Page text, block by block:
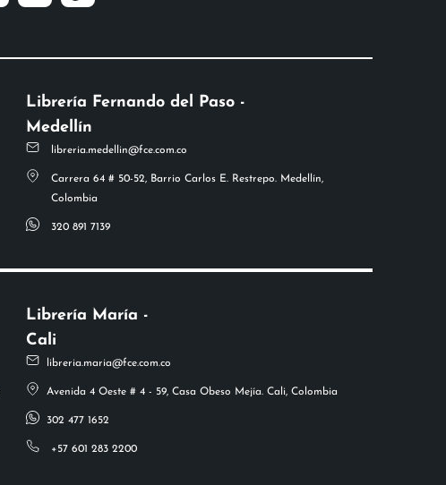
Librería Fernando del Paso -
Medellín
libreria.medellin@fce.com.co
Carrera 64 # 50-52, Barrio Carlos E. Restrepo. Medellín,
Colombia
320 891 7139
Librería María -
Cali
+57 601 283 2200